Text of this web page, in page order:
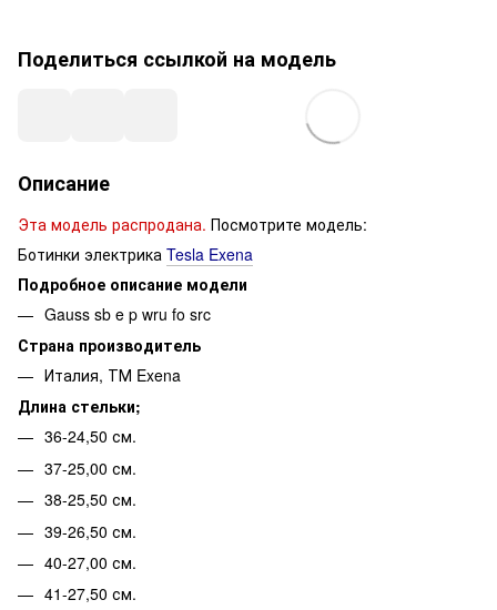
Поделиться ссылкой на модель
Описание
Эта модель распродана. Посмотрите модель:
Ботинки электрика Tesla Exena
Подробное описание модели
Gauss sb e p wru fo src
Страна производитель
Италия, ТМ Exena
Длина стельки;
36-24,50 см.
37-25,00 см.
38-25,50 см.
39-26,50 см.
40-27,00 см.
41-27,50 см.